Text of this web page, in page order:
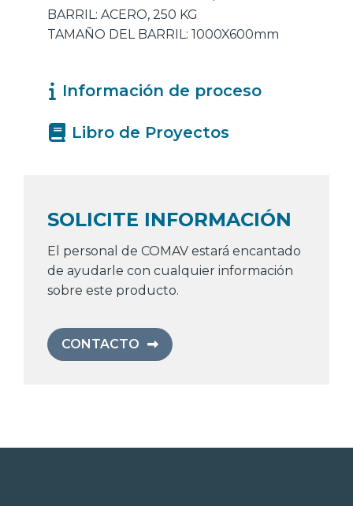
BARRIL: ACERO, 250 KG
TAMAÑO DEL BARRIL: 1000X600mm
Información de proceso
Libro de Proyectos
SOLICITE INFORMACIÓN
El personal de COMAV estará encantado
de ayudarle con cualquier información
sobre este producto.
CONTACTO